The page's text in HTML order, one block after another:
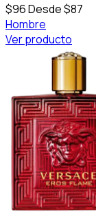
$96Desde $87
Hombre
Ver producto